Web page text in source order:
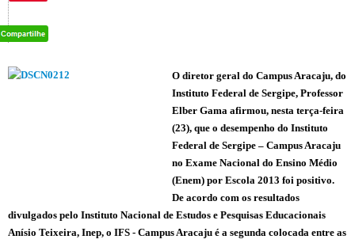
O diretor geral do Campus Aracaju, do
Instituto Federal de Sergipe, Professor
Elber Gama afirmou, nesta terça-feira
(23), que o desempenho do Instituto
Federal de Sergipe – Campus Aracaju
no Exame Nacional do Ensino Médio
(Enem) por Escola 2013 foi positivo.
De acordo com os resultados
divulgados pelo Instituto Nacional de Estudos e Pesquisas Educacionais
Anísio Teixeira, Inep, o IFS - Campus Aracaju é a segunda colocada entre as